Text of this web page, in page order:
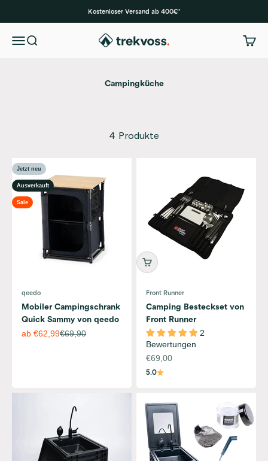
Kostenloser Versand ab 400€*
MenüSuche trekvoss
4 Produkte
Jetzt neu
Ausverkauft
Sale
qeedo
Mobiler Campingschrank
Quick Sammy von qeedo
Angebot
ab €62,99Regulärer Preis
€69,90
Front Runner
Camping Besteckset von
Front Runner
2
Bewertungen
Angebot
€69,00
5.0